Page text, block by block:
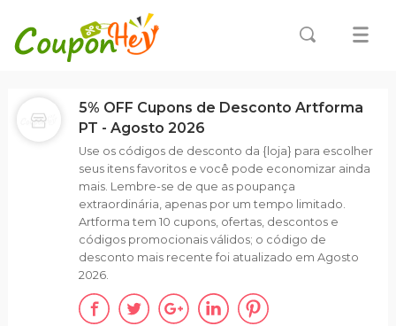
5% OFF Cupons de Desconto Artforma
PT - Agosto 2026
Use os códigos de desconto da {loja} para escolher
seus itens favoritos e você pode economizar ainda
mais. Lembre-se de que as poupança
extraordinária, apenas por um tempo limitado.
Artforma tem 10 cupons, ofertas, descontos e
códigos promocionais válidos; o código de
desconto mais recente foi atualizado em Agosto
2026.